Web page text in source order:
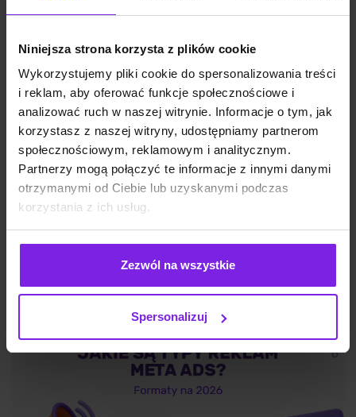
Niniejsza strona korzysta z plików cookie
Wykorzystujemy pliki cookie do spersonalizowania treści
i reklam, aby oferować funkcje społecznościowe i
analizować ruch w naszej witrynie. Informacje o tym, jak
korzystasz z naszej witryny, udostępniamy partnerom
społecznościowym, reklamowym i analitycznym.
Partnerzy mogą połączyć te informacje z innymi danymi
otrzymanymi od Ciebie lub uzyskanymi podczas
korzystania z ich usług.
Zezwól na wszystkie
Spersonalizuj
Reddit i UGC w wynikach Google – co to
znaczy dla Twojej strategii treści
SEO